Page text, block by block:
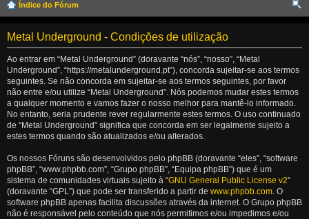
Índice do Fórum
Metal Underground - Condições de utilização
Ao entrar em “Metal Underground” (doravante “nós”, “nosso”, “Metal
Underground”, “https://metalunderground.pt”), concorda sujeitar-se aos termos
seguintes. Se não concorda em sujeitar-se aos termos seguintes, por favor
não entre e/ou utilize “Metal Underground”. Nós podemos mudar estes termos
a qualquer momento e vamos fazer o nosso melhor para mantê-lo informado.
No entanto, seria prudente rever regularmente estes termos. O uso continuado
de “Metal Underground” significa que concorda em ser legalmente sujeito a
estes termos quando são atualizados e/ou alterados.
Os nossos Fóruns são desenvolvidos pelo phpBB (doravante “eles”, “software
phpBB”, “www.phpbb.com”, “Grupo phpBB”, “Equipa phpBB”) que é um
sistema de comunidades virtuais sujeito à “GNU General Public License v2”
(doravante “GPL”) que pode ser transferido a partir de www.phpbb.com. O
software phpBB apenas facilita discussões através da internet. O Grupo phpBB
não é responsável pelo conteúdo que nós permitimos e/ou impedimos e/ou